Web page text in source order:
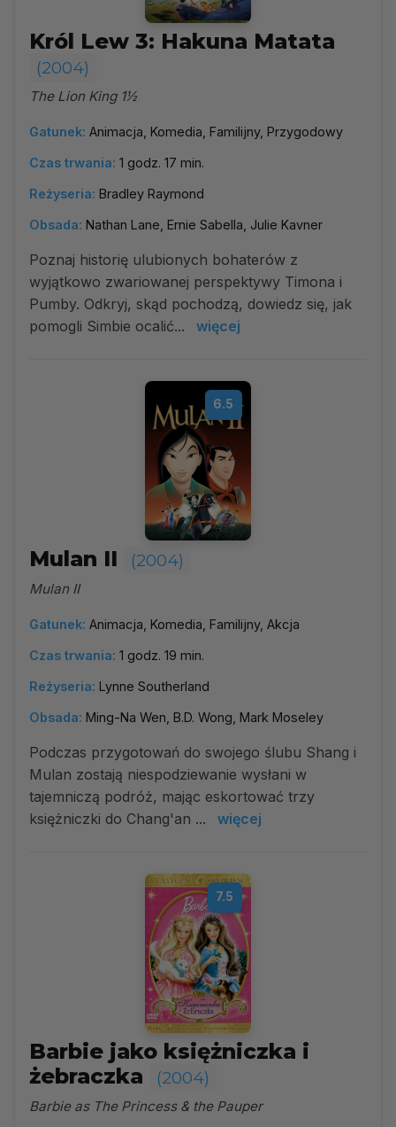
Król Lew 3: Hakuna Matata
(2004)
The Lion King 1½
Gatunek: Animacja, Komedia, Familijny, Przygodowy
Czas trwania: 1 godz. 17 min.
Reżyseria: Bradley Raymond
Obsada: Nathan Lane, Ernie Sabella, Julie Kavner
Poznaj historię ulubionych bohaterów z
wyjątkowo zwariowanej perspektywy Timona i
Pumby. Odkryj, skąd pochodzą, dowiedz się, jak
pomogli Simbie ocalić...
więcej
6.5
Mulan II (2004)
Mulan II
Gatunek: Animacja, Komedia, Familijny, Akcja
Czas trwania: 1 godz. 19 min.
Reżyseria: Lynne Southerland
Obsada: Ming-Na Wen, B.D. Wong, Mark Moseley
Podczas przygotowań do swojego ślubu Shang i
Mulan zostają niespodziewanie wysłani w
tajemniczą podróż, mając eskortować trzy
księżniczki do Chang'an ...
więcej
7.5
Barbie jako księżniczka i
żebraczka
(2004)
Barbie as The Princess & the Pauper